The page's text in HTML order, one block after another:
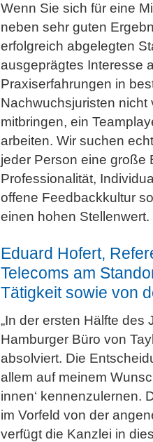
Wenn Sie sich für eine
neben sehr guten
erfolgreich abgelegten
ausgeprägtes Interesse
Praxiserfahrungen in
Nachwuchsjuristen
mitbringen, ein
arbeiten. Wir suchen
jeder Person eine große
Professionalität,
offene Feedbackkultur
einen hohen Stellenwert.
Eduard Hofert,
Telecoms am
Tätigkeit sowie von
„In der ersten Hälfte
Hamburger Büro von
absolviert. Die
allem auf meinem
innen‘ kennenzulernen.
im Vorfeld von der
verfügt die Kanzlei in